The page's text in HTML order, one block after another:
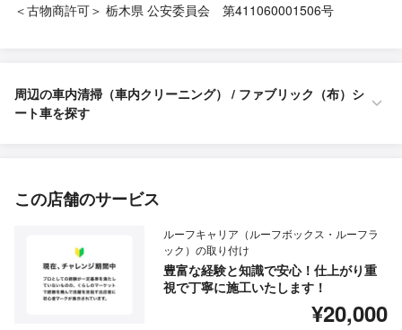
＜古物商許可＞ 栃木県 公安委員会 第411060001506号
周辺の車内清掃（車内クリーニング） / ファブリック（布）シ
ート車を探す
この店舗のサービス
ルーフキャリア（ルーフボックス・ルーフラ
ック）の取り付け
豊富な経験と知識で安心！仕上がり重
視で丁寧に施工いたします！
¥20,000